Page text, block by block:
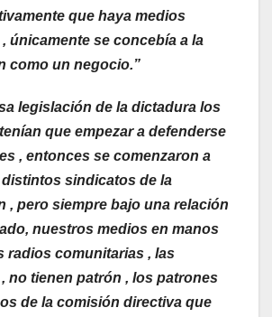
que haya medios
únicamente se concebía a la
como un negocio.”
legislación de la dictadura los
que empezar a defenderse
, entonces se comenzaron a
sindicatos de la
, pero siempre bajo una relación
nuestros medios en manos
radios comunitarias , las
no tienen patrón , los patrones
de la comisión directiva que